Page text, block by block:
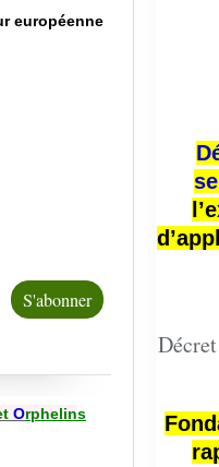
européenne
Orphelins